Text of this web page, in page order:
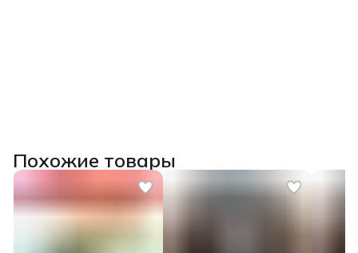
Похожие товары